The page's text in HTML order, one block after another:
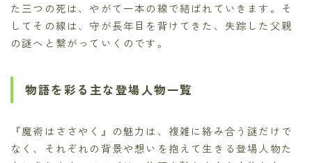
た三つの死は、やがて一本の線で結ばれていきます。そ
してその線は、守が長年目を背けてきた、失踪した父親
の謎へと繋がっていくのです。
物語を彩る主な登場人物一覧
『魔術はささやく』の魅力は、複雑に絡み合う謎だけで
なく、それぞれの背景や想いを抱えて生きる登場人物た